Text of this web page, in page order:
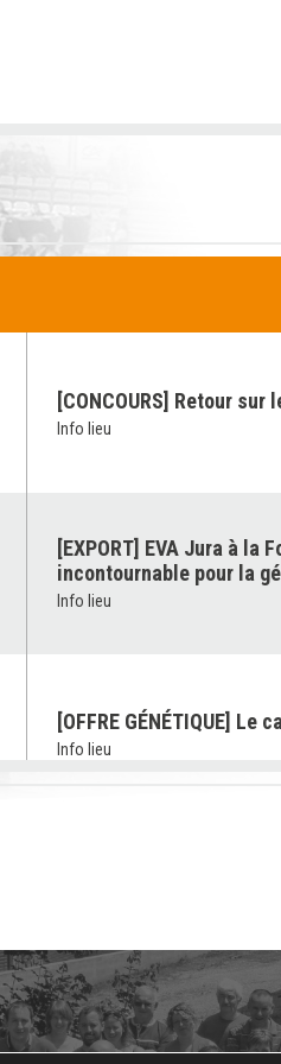
[CONCOURS] Retour
Info lieu
[EXPORT] EVA Jura à la
incontournable pour la
Info lieu
[OFFRE GÉNÉTIQUE]
Info lieu
[OFFRE GENETIQUE] :
Info lieu